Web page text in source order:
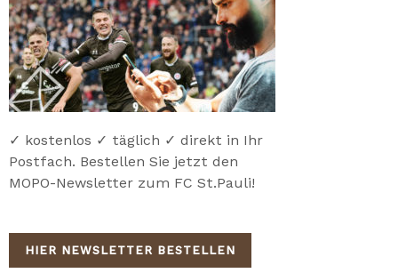
✓ kostenlos ✓ täglich ✓ direkt in Ihr
Postfach. Bestellen Sie jetzt den
MOPO-Newsletter zum FC St.Pauli!
HIER NEWSLETTER BESTELLEN